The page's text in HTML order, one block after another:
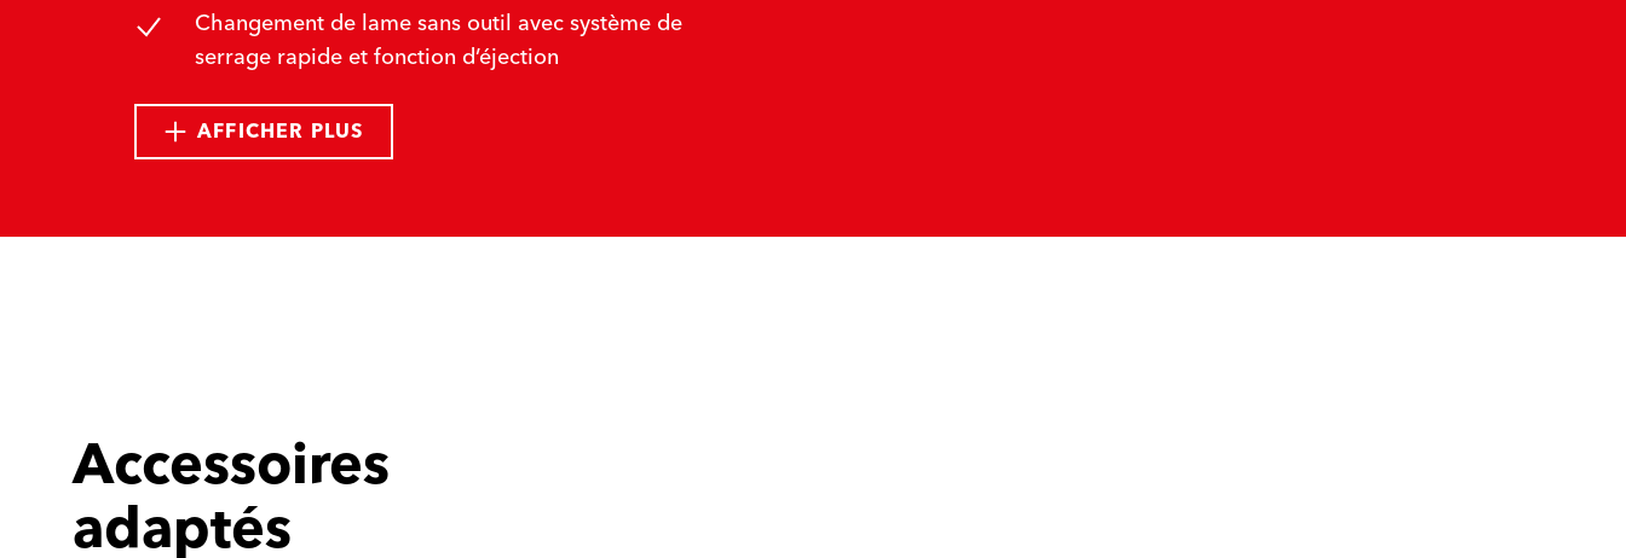
Changement de lame sans outil avec système de
serrage rapide et fonction d’éjection
AFFICHER PLUS
Accessoires
adaptés